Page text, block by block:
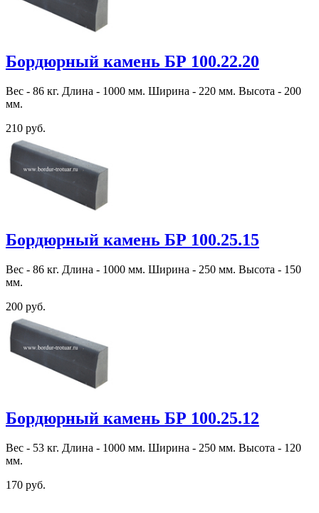
Бордюрный камень БР 100.22.20
Вес - 86 кг. Длина - 1000 мм. Ширина - 220 мм. Высота - 200
мм.
210 руб.
Бордюрный камень БР 100.25.15
Вес - 86 кг. Длина - 1000 мм. Ширина - 250 мм. Высота - 150
мм.
200 руб.
Бордюрный камень БР 100.25.12
Вес - 53 кг. Длина - 1000 мм. Ширина - 250 мм. Высота - 120
мм.
170 руб.